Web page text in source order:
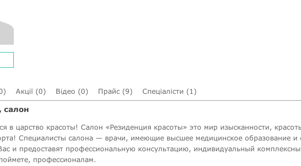
Акції (0) Відео (0) Прайс (9) Спеціалісти (1)
салон
в царство красоты! Салон «Резиденция красоты» это мир изысканности,
Специалисты салона — врачи, имеющие высшее медицинское образование и
и предоставят профессиональную консультацию, индивидуальный
профессионалам.